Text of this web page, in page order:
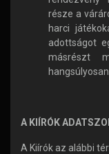
része a
harci
adottságot
másrészt
A KIÍRÓK
A Kiírók az alábbi